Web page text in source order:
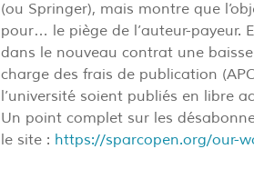
(ou Springer), mais montre que
pour… le piège de l’auteur-payeur.
dans le nouveau contrat une
charge des frais de publication
l’université soient publiés en libre
Un point complet sur les
le site : https://sparcopen.org/our-